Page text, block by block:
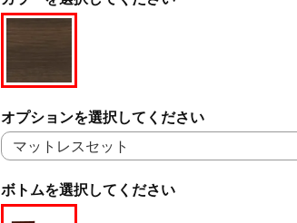
オプションを選択してください
ボトムを選択してください